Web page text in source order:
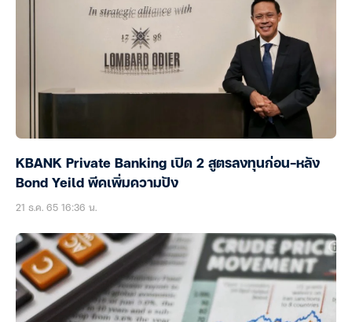
KBANK Private Banking เปิด 2 สูตรลงทุนก่อน-หลัง
Bond Yeild พีคเพิ่มความปัง
21 ธ.ค. 65 16:36 น.